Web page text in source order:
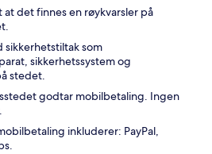
det finnes en røykvarsler på
sikkerhetstiltak som
sikkerhetssystem og
stedet.
godtar mobilbetaling. Ingen
inkluderer: PayPal,